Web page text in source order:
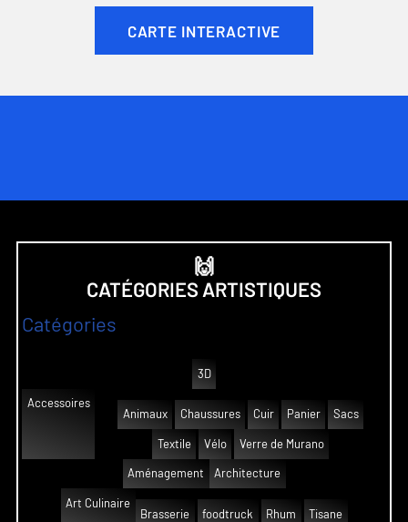
CARTE INTERACTIVE
🙌
CATÉGORIES ARTISTIQUES
Catégories
3D
Accessoires
Animaux
Chaussures Cuir Panier Sacs
Textile Vélo Verre de Murano
Aménagement Architecture
Art Culinaire
Brasserie
foodtruck Rhum Tisane